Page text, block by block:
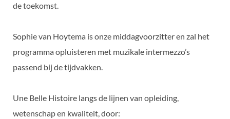
de toekomst.
Sophie van Hoytema is onze middagvoorzitter en zal het
programma opluisteren met muzikale intermezzo’s
passend bij de tijdvakken.
Une Belle Histoire langs de lijnen van opleiding,
wetenschap en kwaliteit, door: